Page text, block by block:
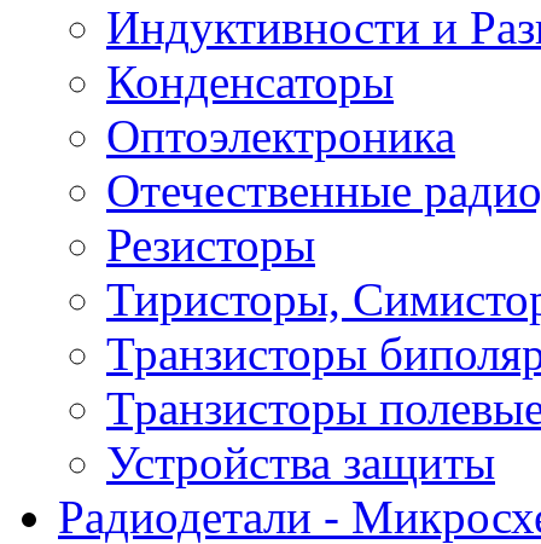
Индуктивности и
Конденсаторы
Оптоэлектроника
Отечественные
Резисторы
Тиристоры,
Транзисторы
Транзисторы
Устройства защиты
Радиодетали -